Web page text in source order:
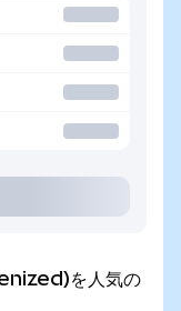
を人気の